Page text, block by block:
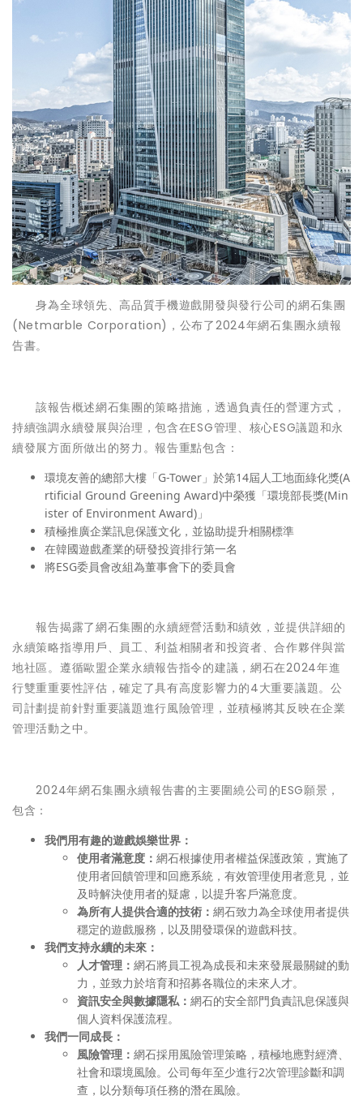
身為全球領先、高品質手機遊戲開發與發行公司的網石集團
(Netmarble Corporation)，公布了2024年網石集團永續報
告書。
該報告概述網石集團的策略措施，透過負責任的營運方式，
持續強調永續發展與治理，包含在ESG管理、核心ESG議題和永
續發展方面所做出的努力。報告重點包含：
環境友善的總部大樓「G-Tower」於第14屆人工地面綠化獎(A
rtificial Ground Greening Award)中榮獲「環境部長獎(Min
ister of Environment Award)」
積極推廣企業訊息保護文化，並協助提升相關標準
在韓國遊戲產業的研發投資排行第一名
將ESG委員會改組為董事會下的委員會
報告揭露了網石集團的永續經營活動和績效，並提供詳細的
永續策略指導用戶、員工、利益相關者和投資者、合作夥伴與當
地社區。遵循歐盟企業永續報告指令的建議，網石在2024年進
行雙重重要性評估，確定了具有高度影響力的4大重要議題。公
司計劃提前針對重要議題進行風險管理，並積極將其反映在企業
管理活動之中。
2024年網石集團永續報告書的主要圍繞公司的ESG願景，
包含：
我們用有趣的遊戲娛樂世界：
使用者滿意度： 網石根據使用者權益保護政策，實施了
使用者回饋管理和回應系統，有效管理使用者意見，並
及時解決使用者的疑慮，以提升客戶滿意度。
為所有人提供合適的技術： 網石致力為全球使用者提供
穩定的遊戲服務，以及開發環保的遊戲科技。
我們支持永續的未來：
人才管理： 網石將員工視為成長和未來發展最關鍵的動
力，並致力於培育和招募各職位的未來人才。
資訊安全與數據隱私： 網石的安全部門負責訊息保護與
個人資料保護流程。
我們一同成長：
風險管理： 網石採用風險管理策略，積極地應對經濟、
社會和環境風險。公司每年至少進行2次管理診斷和調
查，以分類每項任務的潛在風險。